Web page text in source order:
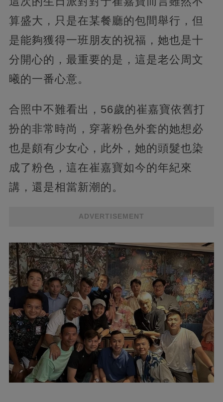
算盛大，只是在某餐廳的包間舉行，但
是能夠獲得一班朋友的祝福，她也是十
分開心的，最重要的是，這是老公周文
曦的一番心意。
合照中不難看出，56歲的崔嘉寶依舊打
扮的非常時尚，穿著粉色外套的她想必
也是頗有少女心，此外，她的頭髮也染
成了粉色，這在崔嘉寶如今的年紀來
講，還是相當新潮的。
ADVERTISEMENT